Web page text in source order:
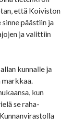
että Koiviston
päästiin ja
ja valittiin
kunnalle ja
markkaa.
kun
se raha-